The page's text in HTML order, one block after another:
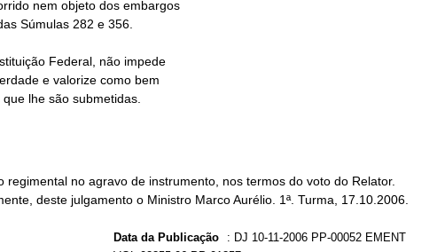
regimental no agravo de instrumento, nos termos do voto do Relator.
deste julgamento o Ministro Marco Aurélio. 1ª. Turma, 17.10.2006.
Data da Publicação : DJ 10-11-2006 PP-00052 EMENT